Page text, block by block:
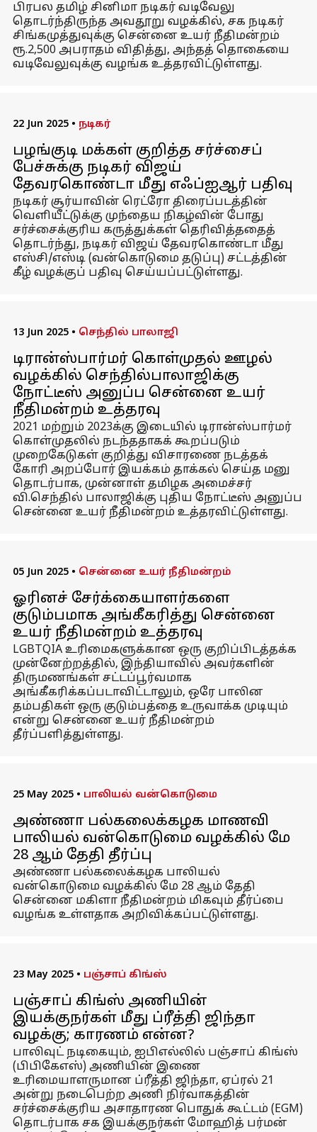
பிரபல தமிழ் சினிமா நடிகர் வடிவேலு
தொடர்ந்திருந்த அவதூறு வழக்கில், சக நடிகர்
சிங்கமுத்துவுக்கு சென்னை உயர் நீதிமன்றம்
ரூ.2,500 அபராதம் விதித்து, அந்தத் தொகையை
வடிவேலுவுக்கு வழங்க உத்தரவிட்டுள்ளது.
22 Jun 2025 • நடிகர்
பழங்குடி மக்கள் குறித்த சர்ச்சைப்
பேச்சுக்கு நடிகர் விஜய்
தேவரகொண்டா மீது எஃப்ஐஆர் பதிவு
நடிகர் சூர்யாவின் ரெட்ரோ திரைப்படத்தின்
வெளியீட்டுக்கு முந்தைய நிகழ்வின் போது
சர்ச்சைக்குரிய கருத்துக்கள் தெரிவித்ததைத்
தொடர்ந்து, நடிகர் விஜய் தேவரகொண்டா மீது
எஸ்சி/எஸ்டி (வன்கொடுமை தடுப்பு) சட்டத்தின்
கீழ் வழக்குப் பதிவு செய்யப்பட்டுள்ளது.
13 Jun 2025 • செந்தில் பாலாஜி
டிரான்ஸ்பார்மர் கொள்முதல் ஊழல்
வழக்கில் செந்தில்பாலாஜிக்கு
நோட்டீஸ் அனுப்ப சென்னை உயர்
நீதிமன்றம் உத்தரவு
2021 மற்றும் 2023க்கு இடையில் டிரான்ஸ்பார்மர்
கொள்முதலில் நடந்ததாகக் கூறப்படும்
முறைகேடுகள் குறித்து விசாரணை நடத்தக்
கோரி அறப்போர் இயக்கம் தாக்கல் செய்த மனு
தொடர்பாக, முன்னாள் தமிழக அமைச்சர்
வி.செந்தில் பாலாஜிக்கு புதிய நோட்டீஸ் அனுப்ப
சென்னை உயர் நீதிமன்றம் உத்தரவிட்டுள்ளது.
05 Jun 2025 • சென்னை உயர் நீதிமன்றம்
ஓரினச் சேர்க்கையாளர்களை
குடும்பமாக அங்கீகரித்து சென்னை
உயர் நீதிமன்றம் உத்தரவு
LGBTQIA உரிமைகளுக்கான ஒரு குறிப்பிடத்தக்க
முன்னேற்றத்தில், இந்தியாவில் அவர்களின்
திருமணங்கள் சட்டப்பூர்வமாக
அங்கீகரிக்கப்படாவிட்டாலும், ஒரே பாலின
தம்பதிகள் ஒரு குடும்பத்தை உருவாக்க முடியும்
என்று சென்னை உயர் நீதிமன்றம்
தீர்ப்பளித்துள்ளது.
25 May 2025 • பாலியல் வன்கொடுமை
அண்ணா பல்கலைக்கழக மாணவி
பாலியல் வன்கொடுமை வழக்கில் மே
28 ஆம் தேதி தீர்ப்பு
அண்ணா பல்கலைக்கழக பாலியல்
வன்கொடுமை வழக்கில் மே 28 ஆம் தேதி
சென்னை மகிளா நீதிமன்றம் மிகவும் தீர்ப்பை
வழங்க உள்ளதாக அறிவிக்கப்பட்டுள்ளது.
23 May 2025 • பஞ்சாப் கிங்ஸ்
பஞ்சாப் கிங்ஸ் அணியின்
இயக்குநர்கள் மீது ப்ரீத்தி ஜிந்தா
வழக்கு; காரணம் என்ன?
பாலிவுட் நடிகையும், ஐபிஎல்லில் பஞ்சாப் கிங்ஸ்
(பிபிகேஎஸ்) அணியின் இணை
உரிமையாளருமான ப்ரீத்தி ஜிந்தா, ஏப்ரல் 21
அன்று நடைபெற்ற அணி நிர்வாகத்தின்
சர்ச்சைக்குரிய அசாதாரண பொதுக் கூட்டம் (EGM)
தொடர்பாக சக இயக்குநர்கள் மோஹித் பர்மன்